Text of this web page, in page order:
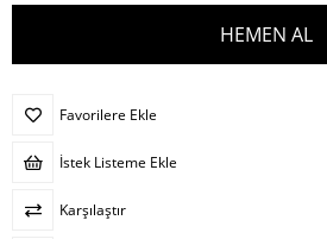
Favorilere Ekle
İstek Listeme Ekle
Karşılaştır